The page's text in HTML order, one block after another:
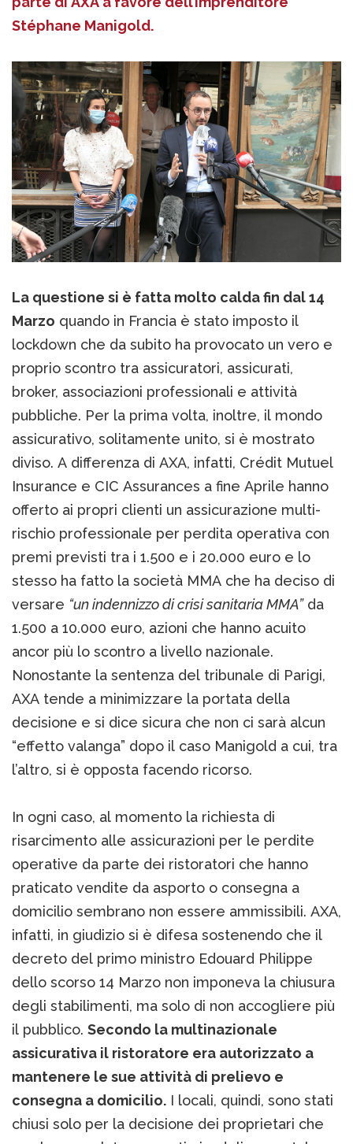
Stéphane Manigold.
La questione si è fatta molto calda fin dal 14
Marzo quando in Francia è stato imposto il
lockdown che da subito ha provocato un vero e
proprio scontro tra assicuratori, assicurati,
broker, associazioni professionali e attività
pubbliche. Per la prima volta, inoltre, il mondo
assicurativo, solitamente unito, si è mostrato
diviso. A differenza di AXA, infatti, Crédit Mutuel
Insurance e CIC Assurances a fine Aprile hanno
offerto ai propri clienti un assicurazione multi-
rischio professionale per perdita operativa con
premi previsti tra i 1.500 e i 20.000 euro e lo
stesso ha fatto la società MMA che ha deciso di
versare “un indennizzo di crisi sanitaria MMA”da
1.500 a 10.000 euro, azioni che hanno acuito
ancor più lo scontro a livello nazionale.
Nonostante la sentenza del tribunale di Parigi,
AXA tende a minimizzare la portata della
decisione e si dice sicura che non ci sarà alcun
“effetto valanga” dopo il caso Manigold a cui, tra
l’altro, si è opposta facendo ricorso.
In ogni caso, al momento la richiesta di
risarcimento alle assicurazioni per le perdite
operative da parte dei ristoratori che hanno
praticato vendite da asporto o consegna a
domicilio sembrano non essere ammissibili. AXA,
infatti, in giudizio si è difesa sostenendo che il
decreto del primo ministro Edouard Philippe
dello scorso 14 Marzo non imponeva la chiusura
degli stabilimenti, ma solo di non accogliere più
il pubblico. Secondo la multinazionale
assicurativa il ristoratore era autorizzato a
mantenere le sue attività di prelievo e
consegna a domicilio. I locali, quindi, sono stati
chiusi solo per la decisione dei proprietari che